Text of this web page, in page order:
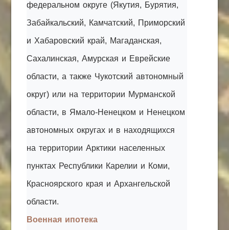
федеральном округе (Якутия, Бурятия,
Забайкальский, Камчатский, Приморский
и Хабаровский край, Магаданская,
Сахалинская, Амурская и Еврейские
области, а также Чукотский автономный
округ) или на территории Мурманской
области, в Ямало-Ненецком и Ненецком
автономных округах и в находящихся
на территории Арктики населенных
пунктах Республики Карелии и Коми,
Красноярского края и Архангельской
области.
Военная ипотека